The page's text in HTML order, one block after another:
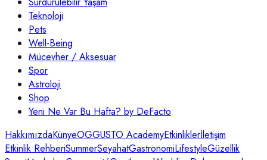
Teknoloji
Pets
Well-Being
Mücevher / Aksesuar
Spor
Astroloji
Shop
Yeni Ne Var Bu Hafta? by DeFacto
HakkımızdaKünyeOGGUSTO AcademyEtkinliklerİletişim
Etkinlik RehberiSummerSeyahatGastronomiLifestyleGüzellik